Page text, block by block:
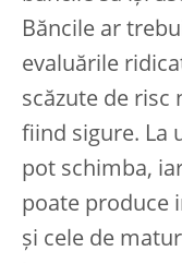
Băncile ar
evaluările
scăzute de risc
fiind sigure. La
pot schimba,
poate produce
și cele de